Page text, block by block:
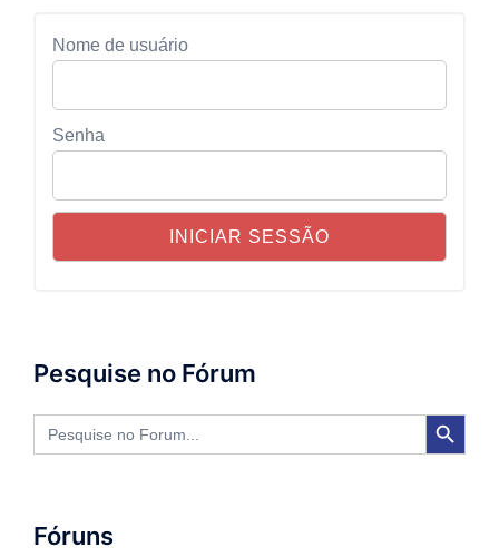
Nome de usuário
Senha
Pesquise no Fórum
Search
for:
SEARCH BUTTON
Fóruns